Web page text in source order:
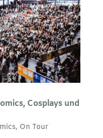
Cosplays und
, On Tour